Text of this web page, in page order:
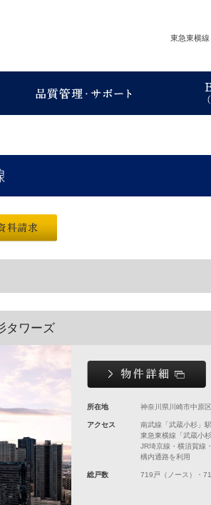
東急東横線
タワーズ
所在地 神奈川県川崎市中原
アクセス
南武線「武蔵小杉」
東急東横線「武蔵小
JR埼京線・横須賀線
構内通路を利用
総戸数 719戸（ノース）・